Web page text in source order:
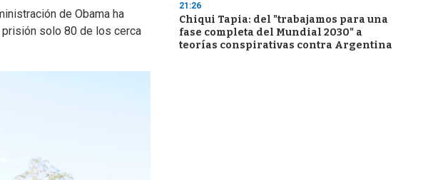
de Obama ha
solo 80 de los cerca
21:26
Chiqui Tapia: del "trabajamos para una
fase completa del Mundial 2030" a
teorías conspirativas contra Argentina